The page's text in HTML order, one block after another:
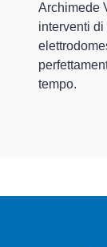
Archimede
interventi
tempo.